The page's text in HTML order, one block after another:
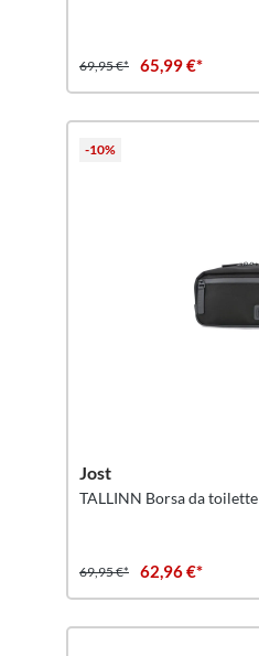
69,95 €* 65,99 €*
-10%
Jost
TALLINN Borsa da toilette
69,95 €* 62,96 €*